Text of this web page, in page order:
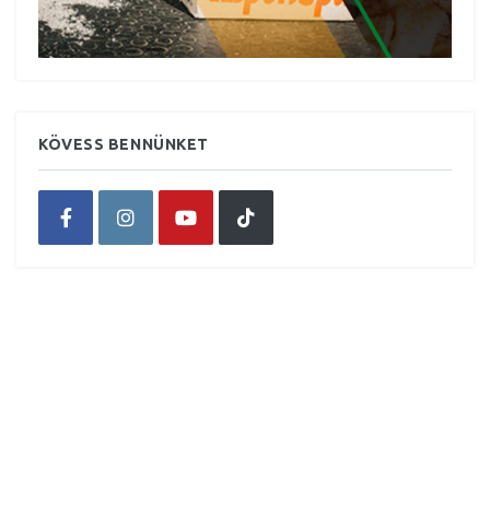
KÖVESS BENNÜNKET